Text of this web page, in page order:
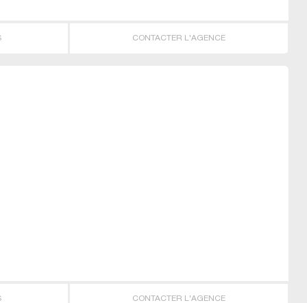
CONTACTER L'AGENCE
CONTACTER L'AGENCE